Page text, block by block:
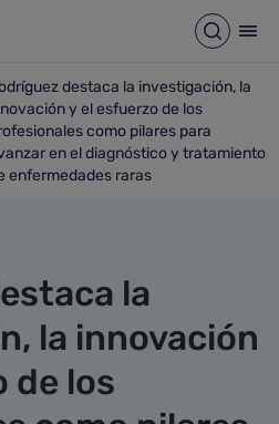
Abrir
del camino de migas
destaca la
destaca la investigación, la
y el esfuerzo de los
como pilares para
en el diagnóstico y tratamiento
enfermedades raras
la
la innovación
de los